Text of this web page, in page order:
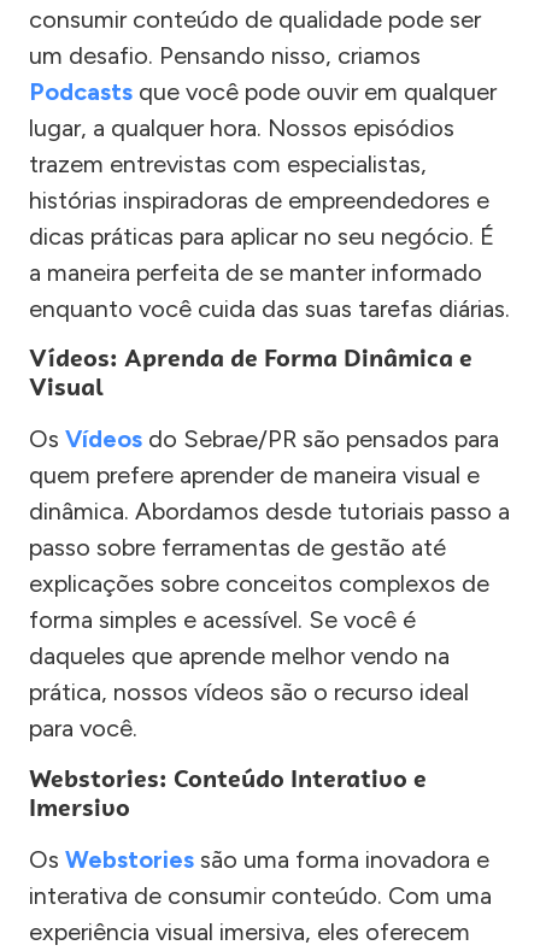
consumir conteúdo de qualidade pode ser
um desafio. Pensando nisso, criamos
Podcasts que você pode ouvir em qualquer
lugar, a qualquer hora. Nossos episódios
trazem entrevistas com especialistas,
histórias inspiradoras de empreendedores e
dicas práticas para aplicar no seu negócio. É
a maneira perfeita de se manter informado
enquanto você cuida das suas tarefas diárias.
Vídeos: Aprenda de Forma Dinâmica e
Visual
Os Vídeos do Sebrae/PR são pensados para
quem prefere aprender de maneira visual e
dinâmica. Abordamos desde tutoriais passo a
passo sobre ferramentas de gestão até
explicações sobre conceitos complexos de
forma simples e acessível. Se você é
daqueles que aprende melhor vendo na
prática, nossos vídeos são o recurso ideal
para você.
Webstories: Conteúdo Interativo e
Imersivo
Os Webstories são uma forma inovadora e
interativa de consumir conteúdo. Com uma
experiência visual imersiva, eles oferecem